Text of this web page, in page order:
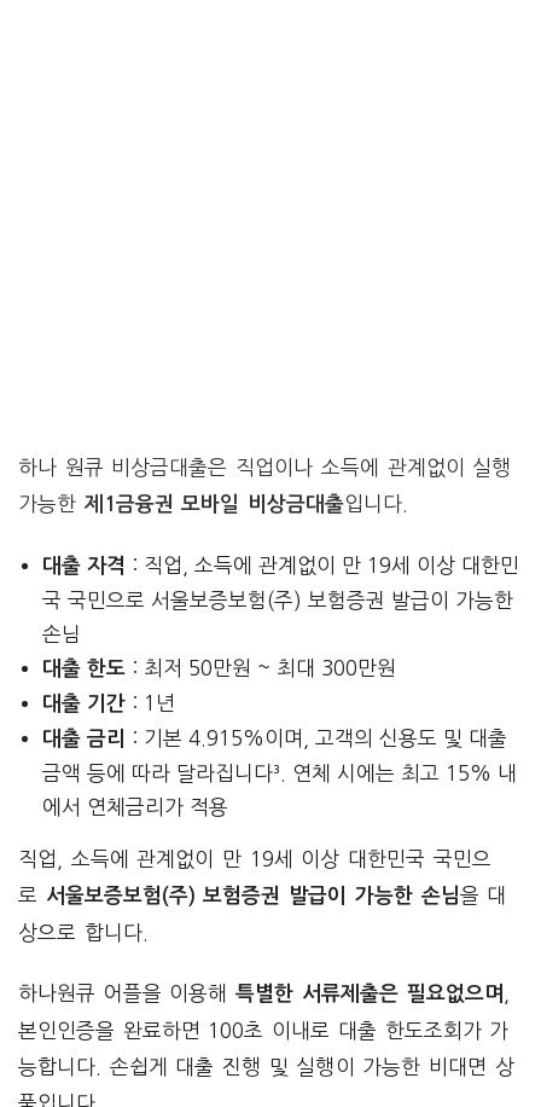
하나 원큐 비상금대출은 직업이나 소득에 관계없이 실행
가능한 제1금융권 모바일 비상금대출입니다.
대출 자격 : 직업, 소득에 관계없이 만 19세 이상 대한민
국 국민으로 서울보증보험(주) 보험증권 발급이 가능한
손님
대출 한도 : 최저 50만원 ~ 최대 300만원
대출 기간 : 1년
대출 금리
: 기본 4.915%이며, 고객의 신용도 및 대출
금액 등에 따라 달라집니다³. 연체 시에는 최고 15% 내
에서 연체금리가 적용
직업, 소득에 관계없이 만 19세 이상 대한민국 국민으
로 서울보증보험(주) 보험증권 발급이 가능한 손님을 대
상으로 합니다.
하나원큐 어플을 이용해특별한 서류제출은 필요없으며
본인인증을 완료하면 100초 이내로 대출 한도조회가 가
능합니다. 손쉽게 대출 진행 및 실행이 가능한 비대면 상